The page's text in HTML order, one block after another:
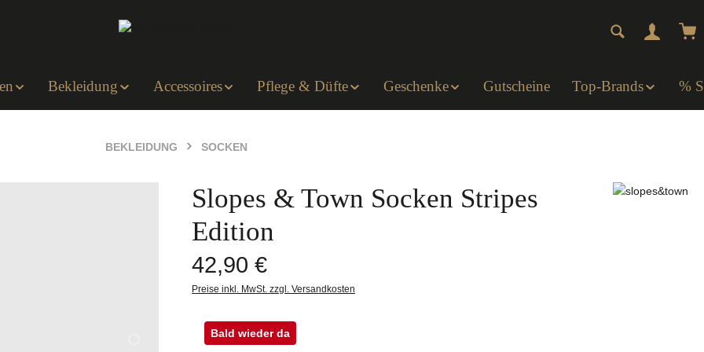
Bekleidung Accessoires Pflege & Düfte Geschenke Gutscheine Top-Brands %
BEKLEIDUNG SOCKEN
Slopes & Town Socken Stripes
Edition
Regulärer Preis:
42,90 €
Preise inkl. MwSt. zzgl. Versandkosten
Bald wieder da